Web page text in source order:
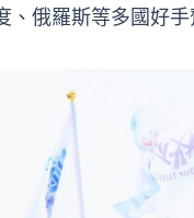
、俄羅斯等多國好